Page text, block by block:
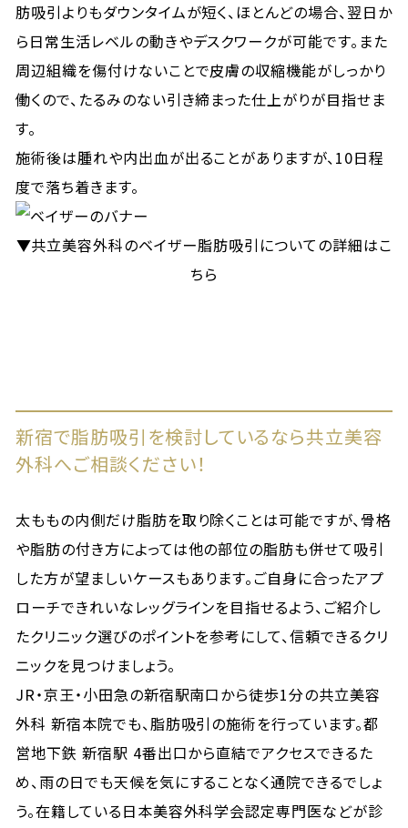
肪吸引よりもダウンタイムが短く、ほとんどの場合、翌日か
ら日常生活レベルの動きやデスクワークが可能です。また
周辺組織を傷付けないことで皮膚の収縮機能がしっかり
働くので、たるみのない引き締まった仕上がりが目指せま
す。
施術後は腫れや内出血が出ることがありますが、10日程
度で落ち着きます。
▼共立美容外科のベイザー脂肪吸引についての詳細はこ
ちら
新宿で脂肪吸引を検討しているなら共立美容
外科へご相談ください！
太ももの内側だけ脂肪を取り除くことは可能ですが、骨格
や脂肪の付き方によっては他の部位の脂肪も併せて吸引
した方が望ましいケースもあります。ご自身に合ったアプ
ローチできれいなレッグラインを目指せるよう、ご紹介し
たクリニック選びのポイントを参考にして、信頼できるクリ
ニックを見つけましょう。
JR・京王・小田急の新宿駅南口から徒歩1分の共立美容
外科 新宿本院でも、脂肪吸引の施術を行っています。都
営地下鉄 新宿駅 4番出口から直結でアクセスできるた
め、雨の日でも天候を気にすることなく通院できるでしょ
う。在籍している日本美容外科学会認定専門医などが診